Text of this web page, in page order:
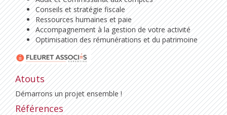
Conseils et stratégie fiscale
Ressources humaines et paie
Accompagnement à la gestion de votre activité
Optimisation des rémunérations et du patrimoine
Atouts
Démarrons un projet ensemble !
Références